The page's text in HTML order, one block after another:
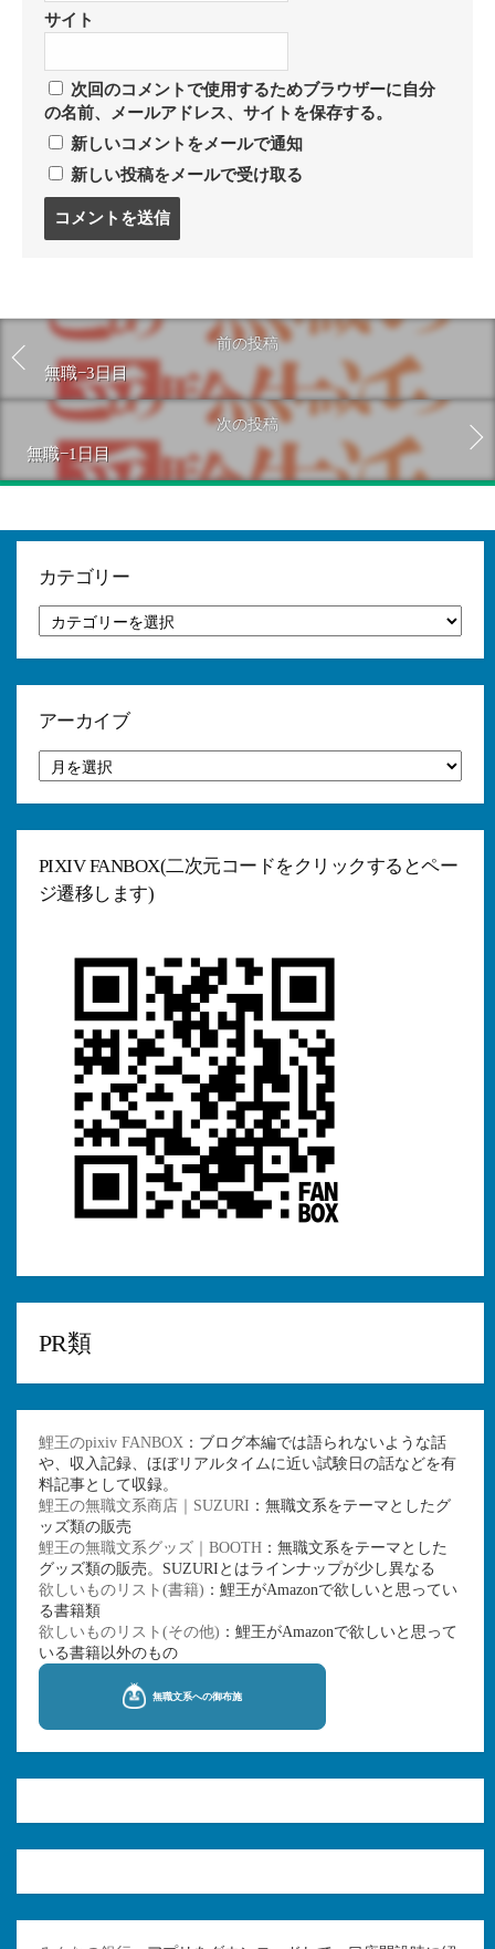
サイト
次回のコメントで使用するためブラウザーに自分
の名前、メールアドレス、サイトを保存する。
新しいコメントをメールで通知
新しい投稿をメールで受け取る
る
前の投稿
無職−3日目
次の投稿
無職−1日目
カテゴリー
テ
ゴ
アーカイブ
ー
カ
PIXIV FANBOX(二次元コードをクリックするとペー
ジ遷移します)
PR類
鯉王のpixiv FANBOX ：ブログ本編では語られないような話
や、収入記録、ほぼリアルタイムに近い試験日の話などを有
料記事として収録。
鯉王の無職文系商店｜SUZURI ：無職文系をテーマとしたグ
ッズ類の販売
鯉王の無職文系グッズ｜BOOTH ：無職文系をテーマとした
グッズ類の販売。SUZURIとはラインナップが少し異なる
欲しいものリスト(書籍) ：鯉王がAmazonで欲しいと思ってい
る書籍類
欲しいものリスト(その他) ：鯉王がAmazonで欲しいと思って
いる書籍以外のもの